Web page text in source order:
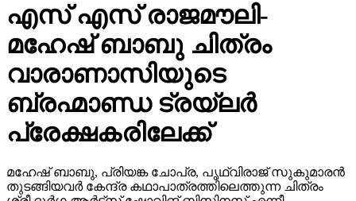
എസ് എസ് രാജമൗലി-
മഹേഷ് ബാബു ചിത്രം
വാരാണാസിയുടെ
ബ്രഹ്മാണ്ഡ ട്രയ്ലർ
പ്രേക്ഷകരിലേക്ക്
മഹേഷ് ബാബു, പ്രിയങ്ക ചോപ്ര, പൃഥ്വിരാജ് സുകുമാരൻ
തുടങ്ങിയവർ കേന്ദ്ര കഥാപാത്രത്തിലെത്തുന്ന ചിത്രം